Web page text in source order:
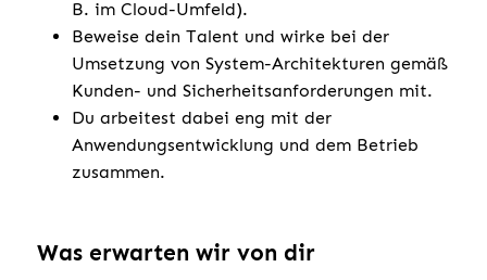
B. im Cloud-Umfeld).
Beweise dein Talent und wirke bei der
Umsetzung von System-Architekturen gemäß
Kunden- und Sicherheitsanforderungen mit.
Du arbeitest dabei eng mit der
Anwendungsentwicklung und dem Betrieb
zusammen.
Was erwarten wir von dir